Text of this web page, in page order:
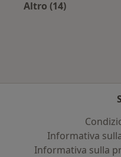
Altro (14)
Informativa
Informativa sulla